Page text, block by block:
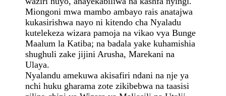
Miongoni mwa mambo ambayo rais anatajwa
kukasirishwa nayo ni kitendo cha Nyaladu
kutelekeza wizara pamoja na vikao vya Bunge
Maalum la Katiba; na badala yake kuhamishia
shughuli zake jijini Arusha, Marekani na
Ulaya.
Nyalandu amekuwa akisafiri ndani na nje ya
nchi huku gharama zote zikibebwa na taasisi